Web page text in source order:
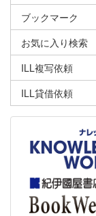
ブックマーク
お気に入り検索
ILL複写依頼
ILL貸借依頼